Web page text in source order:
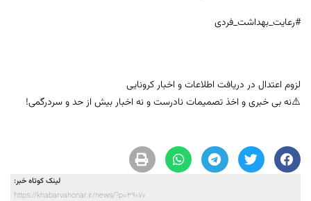
#رعایت_بهداشت_فردی
لزوم اعتدال در دریافت اطلاعات و اخبار کرونایی
⚠️نه بی خبری و اخذ تصمیمات نادرست و نه اخبار بیش از حد و سردرگمی!
لینک کوتاه خبر:
https://khabarvahonar.ir/news/?p=39070